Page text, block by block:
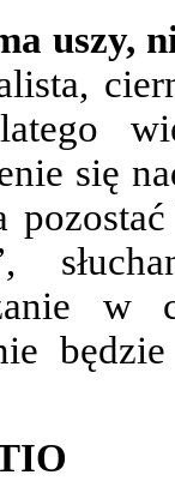
uszy,
się
w